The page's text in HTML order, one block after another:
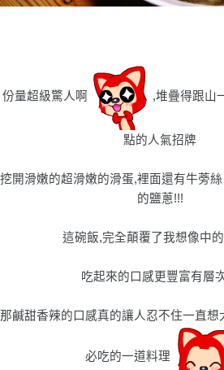
份量超級驚人啊 ,堆疊得跟山
點的人氣招牌
挖開滑嫩的超滑嫩的滑蛋,裡面還有牛蒡
的鹽蔥!!!
這碗飯,完全顛覆了我想像中
吃起來的口感更豐富有層
那鹹甜香辣的口感真的讓人忍不住一直想
必吃的一道料理